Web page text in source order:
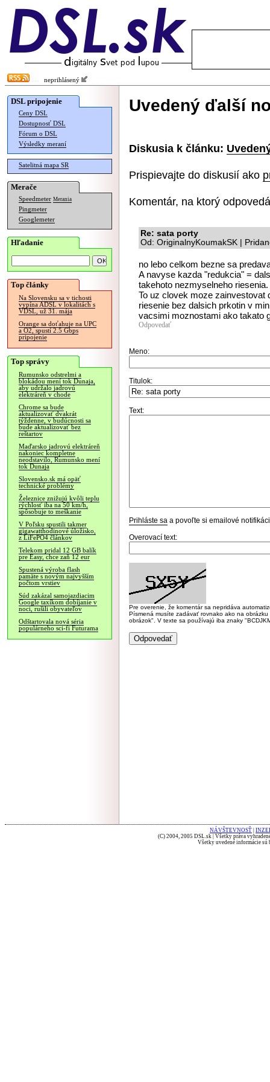
neprihlásený
DSL pripojenie
Ceny DSL
Dostupnosť DSL
Fórum o DSL
Výsledky meraní
Satelitná mapa SR
Merače
Speedmeter Merania
Pingmeter
Googlemeter
Hľadanie
Top články
Na Slovensku sa v tichosti
vypína ADSL v lokalitách s
VDSL, už 31. mája
Orange sa doťahuje na UPC
a O2, spustí 2.5 Gbps
pripojenie
Top správy
Rumunsko odstrelmi a
blokádou mení tok Dunaja,
aby udržalo jadrovú
elektráreň v chode
Chrome sa bude
aktualizovať dvakrát
týždenne, v budúcnosti sa
bude aktualizovať bez
reštartov
Maďarsko jadrovú elektráreň
nakoniec kompletne
neodstavilo, Rumunsko mení
tok Dunaja
Slovensko.sk má opäť
technické problémy
Železnice znižujú kvôli teplu
rýchlosť iba na 50 km/h,
spôsobuje to meškanie
V Poľsku spustili takmer
gigawatthodinové úložisko,
z LiFePO4 článkov
Telekom pridal 12 GB balík
pre Easy, chce zaň 12 eur
Spustená výroba flash
pamäte s novým najvyšším
počtom vrstiev
Súd zakázal samojazdiacim
Google taxíkom dobíjanie v
noci, rušili obyvateľov
Odštartovala nová séria
populárneho sci-fi Futurama
Uvedený ďalší
Diskusia k článku:
Prispievajte do diskusií ako
Komentár, na ktorý
Re: sata porty
Od: OriginalnyKoumakSK |
no lebo celkom bezne sa
A navyse kazda "redukcia" =
takehoto nezmyselneho riesenia.
To uz clovek moze zainvestovat
riesenie bez dalsich prkotin v
vacsimi moznostami ako takato
Odpovedať
Meno:
Titulok:
Text:
Prihláste sa a povoľte si emailové
Overovací text:
Pre overenie, že komentár sa nepridáva
Písmená musíte zadávať rovnako ako na
obrázok". V texte sa používajú iba znaky
NÁVŠTEVNOSŤ
(C) 2004, 2005 DSL.sk | Všetky práva
Všetky uvedené informácie sú